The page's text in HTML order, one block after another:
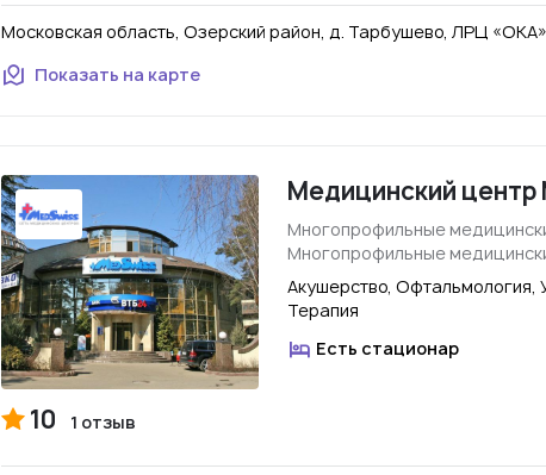
Московская область, Озерский район, д. Тарбушево, ЛРЦ «ОКА»
Показать на карте
Медицинский
Многопрофильные
Многопрофильные
Акушерство, Офтальмология,
Терапия
Есть стационар
10 1 отзыв